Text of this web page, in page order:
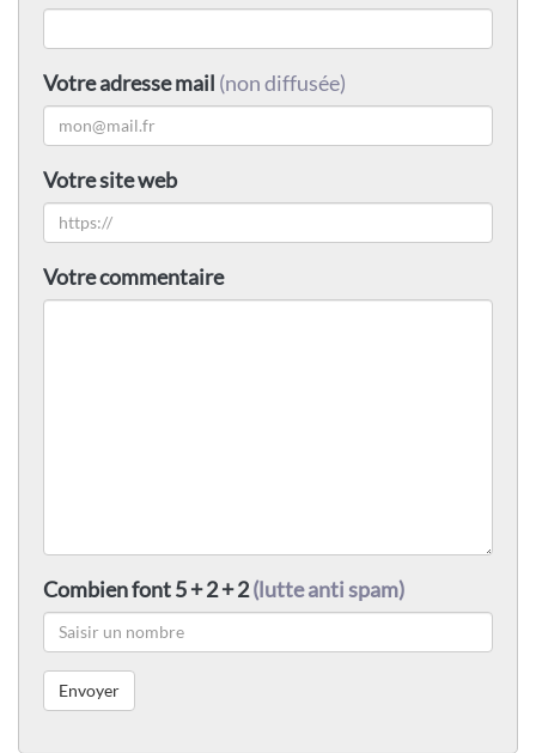
Votre adresse mail (non diffusée)
Votre site web
Votre commentaire
Combien font 5 + 2 + 2(lutte anti spam)